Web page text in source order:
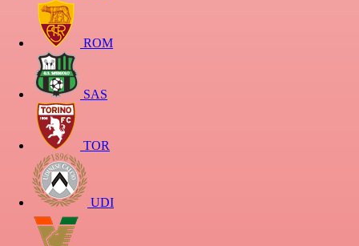
ROM
SAS
TOR
UDI